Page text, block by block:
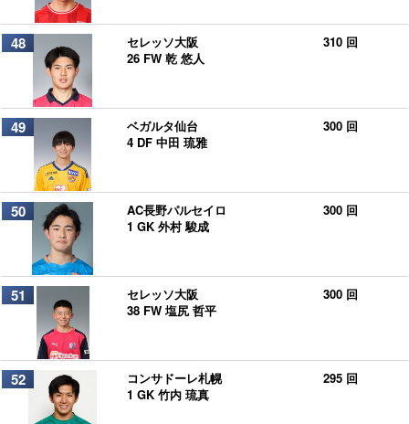
48
セレッソ大阪
26 FW 乾 悠人
310 回
49
ベガルタ仙台
4 DF 中田 琉雅
300 回
50
AC長野パルセイロ
1 GK 外村 駿成
300 回
51
セレッソ大阪
38 FW 塩尻 哲平
300 回
52
コンサドーレ札幌
1 GK 竹内 琉真
295 回